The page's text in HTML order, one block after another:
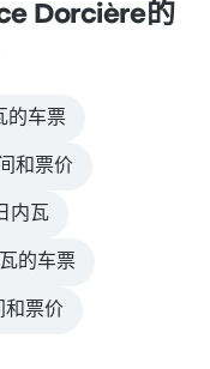
Dorcière的
的车票
和票价
内瓦
的车票
和票价